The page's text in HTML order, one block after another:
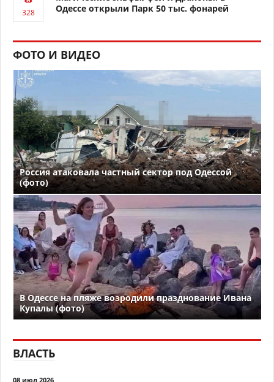
Одессе открыли Парк 50 тыс. фонарей
ФОТО И ВИДЕО
Россия атаковала частный сектор под Одессой
(фото)
В Одессе на пляже возродили празднование Ивана
Купалы (фото)
ВЛАСТЬ
08 июл 2026